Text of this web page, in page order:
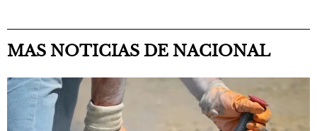
MAS NOTICIAS DE NACIONAL